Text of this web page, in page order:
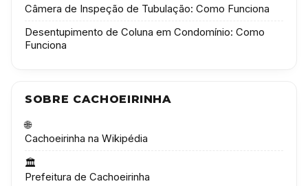
Câmera de Inspeção de Tubulação: Como Funciona
Desentupimento de Coluna em Condomínio: Como
Funciona
SOBRE CACHOEIRINHA
🌐
Cachoeirinha na Wikipédia
🏛️
Prefeitura de Cachoeirinha